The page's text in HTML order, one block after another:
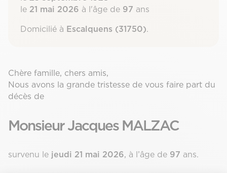
le 21 mai 2026 à l'âge de 97 ans
Domicilié à Escalquens (31750).
Chère famille, chers amis,
Nous avons la grande tristesse de vous faire part du
décès de
Monsieur Jacques MALZAC
survenu le jeudi 21 mai 2026, à l’âge de 97 ans.